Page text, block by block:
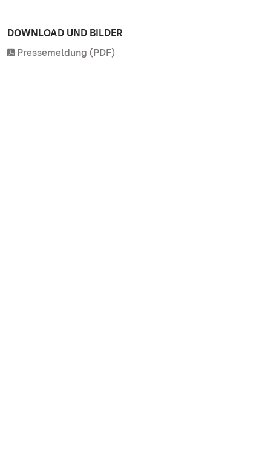
DOWNLOAD UND BILDER
Pressemeldung (PDF)